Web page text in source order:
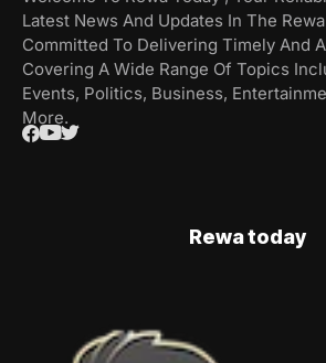
Latest News And Updates In The
Committed To Delivering Timely And
Covering A Wide Range Of Topics
Events, Politics, Business,
More.
Rewa today